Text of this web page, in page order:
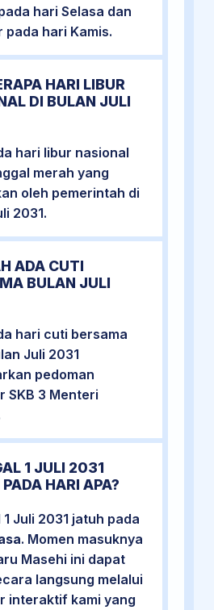
hari Selasa dan
pada hari Kamis.
HARI LIBUR
DI BULAN JULI
hari libur nasional
merah yang
oleh pemerintah di
2031.
ADA CUTI
BULAN JULI
hari cuti bersama
Juli 2031
pedoman
SKB 3 Menteri
1 JULI 2031
HARI APA?
Juli 2031 jatuh pada
. Momen masuknya
Masehi ini dapat
langsung melalui
interaktif kami yang